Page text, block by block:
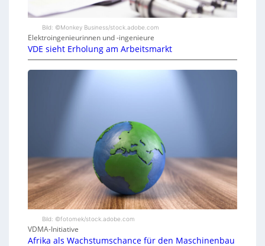
Bild: ©Monkey Business/stock.adobe.com
Elektroingenieurinnen und -ingenieure
VDE sieht Erholung am Arbeitsmarkt
Bild: ©fotomek/stock.adobe.com
VDMA-Initiative
Afrika als Wachstumschance für den Maschinenbau